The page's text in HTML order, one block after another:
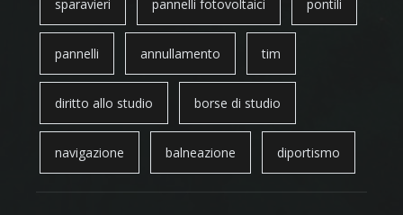
sparavieri pannelli fotovoltaici pontili
pannelli annullamento tim
diritto allo studio borse di studio
navigazione balneazione diportismo